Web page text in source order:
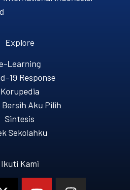
Explore
Learning
19 Response
Korupedia
Bersih Aku Pilih
Sintesis
Sekolahku
Ikuti Kami